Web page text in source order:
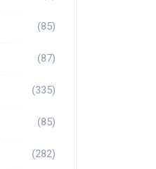
(85)
(87)
(335)
(85)
(282)